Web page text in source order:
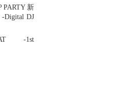
PARTY 新
Digital DJ
-1st